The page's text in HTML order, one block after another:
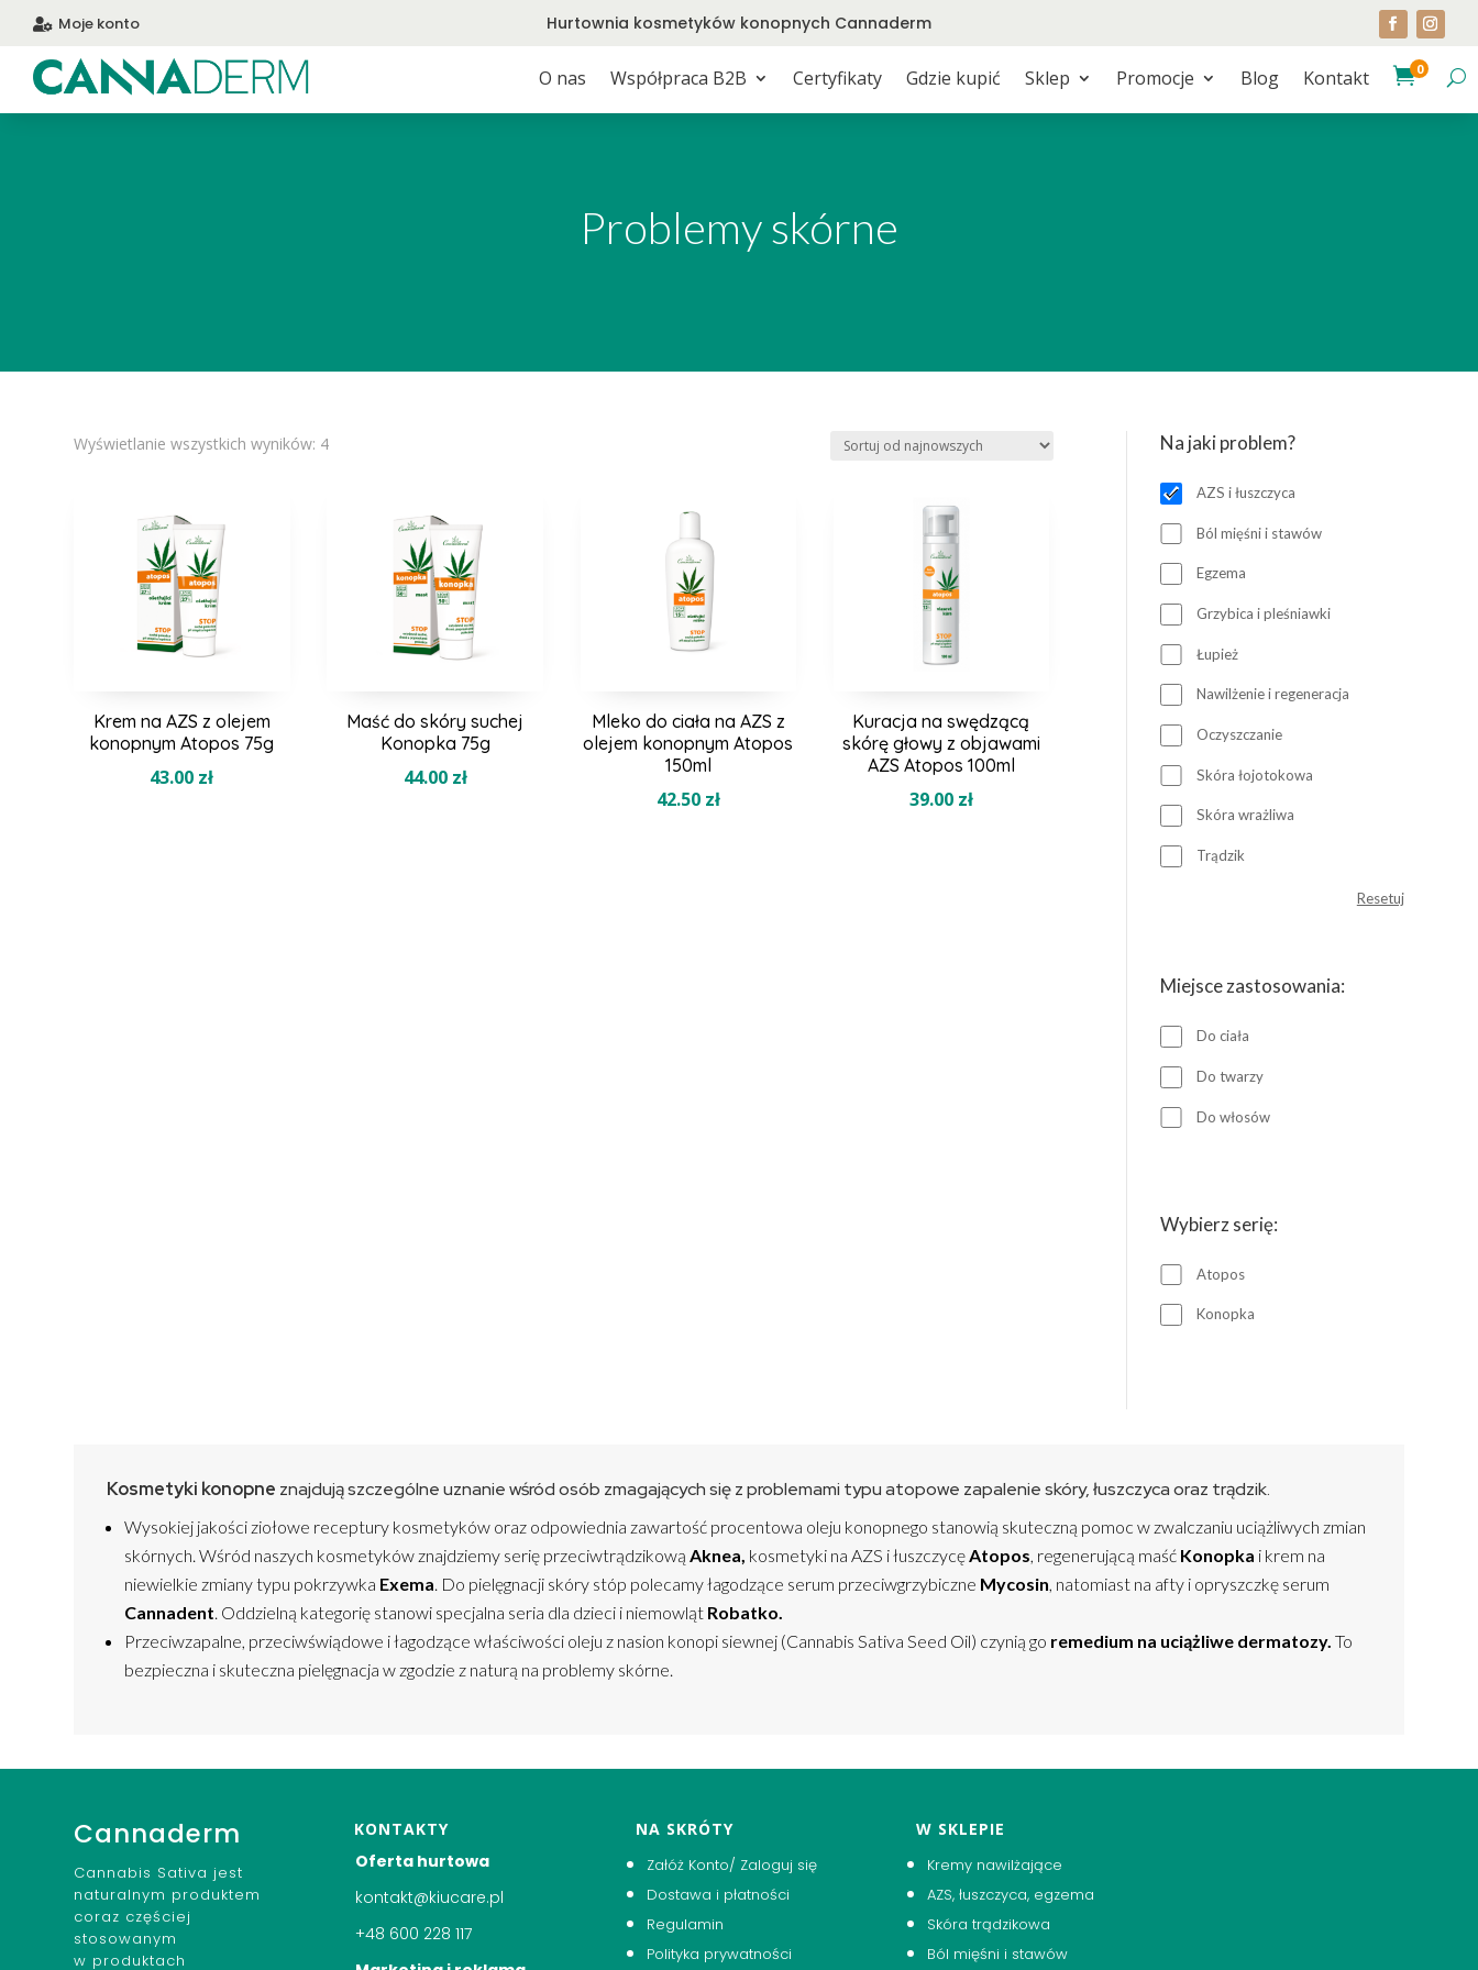
 Moje konto Hurtownia kosmetyków konopnych Cannaderm
O nas Współpraca B2B Certyfikaty Gdzie kupić Sklep Promocje Blog Kontakt 0
Problemy skórne
Wyświetlanie wszystkich wyników: 4Posortowane
Krem na AZS z olejem
konopnym Atopos 75g
43.00 zł
Maść do skóry suchej
Konopka 75g
44.00 zł
Mleko do ciała na AZS z
olejem konopnym Atopos
150ml
42.50 zł
Kuracja na swędzącą
skórę głowy z objawami
AZS Atopos 100ml
39.00 zł
Na jaki problem?
AZS i łuszczyca
Ból mięśni i stawów
Egzema
Grzybica i pleśniawki
Łupież
Nawilżenie i regeneracja
Oczyszczanie
Skóra łojotokowa
Skóra wrażliwa
Trądzik
ResetujResetuj
Miejsce zastosowania:
Do ciała
Do twarzy
Do włosów
Wybierz serię:
Atopos
Konopka
Kosmetyki konopne znajdują szczególne uznanie wśród osób zmagających się z problemami typu atopowe zapalenie skóry, łuszczyca oraz trądzik.
Wysokiej jakości ziołowe receptury kosmetyków oraz odpowiednia zawartość procentowa oleju konopnego stanowią skuteczną pomoc w zwalczaniu uciążliwych zmian
skórnych. Wśród naszych kosmetyków znajdziemy serię przeciwtrądzikowąAknea, kosmetyki na AZS i łuszczycęAtopos, regenerującą maść Konopka i krem na
niewielkie zmiany typu pokrzywka Exema. Do pielęgnacji skóry stóp polecamy łagodzące serum przeciwgrzybiczne Mycosin, natomiast na afty i opryszczkę serum
Cannadent. Oddzielną kategorię stanowi specjalna seria dla dzieci i niemowląt Robatko.
Przeciwzapalne, przeciwświądowe i łagodzące właściwości oleju z nasion konopi siewnej (Cannabis Sativa Seed Oil) czynią go remedium na uciążliwe dermatozy.To
bezpieczna i skuteczna pielęgnacja w zgodzie z naturą na problemy skórne.
Cannaderm
Cannabis Sativa jest
naturalnym produktem
coraz częściej
stosowanym
w produktach
KONTAKTY
Oferta hurtowa
kontakt@kiucare.pl
+48 600 228 117
NA SKRÓTY
Załóż Konto/ Zaloguj się
Dostawa i płatności
Regulamin
Polityka prywatności
W SKLEPIE
Kremy nawilżające
AZS, łuszczyca, egzema
Skóra trądzikowa
Ból mięśni i stawów